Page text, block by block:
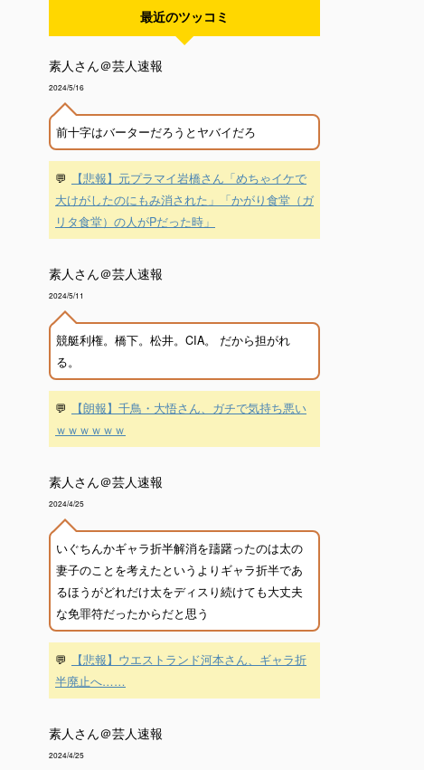
最近のツッコミ
素人さん＠芸人速報
2024/5/16
前十字はバーターだろうとヤバイだろ
💬
【悲報】元プラマイ岩橋さん「めちゃイケで
大けがしたのにもみ消された」「かがり食堂（ガ
リタ食堂）の人がPだった時」
素人さん＠芸人速報
2024/5/11
競艇利権。橋下。松井。CIA。 だから担がれ
る。
💬
【朗報】千鳥・大悟さん、ガチで気持ち悪い
ｗｗｗｗｗｗ
素人さん＠芸人速報
2024/4/25
いぐちんかギャラ折半解消を躊躇ったのは太の
妻子のことを考えたというよりギャラ折半であ
るほうがどれだけ太をディスり続けても大丈夫
な免罪符だったからだと思う
💬
【悲報】ウエストランド河本さん、ギャラ折
半廃止へ……
素人さん＠芸人速報
2024/4/25